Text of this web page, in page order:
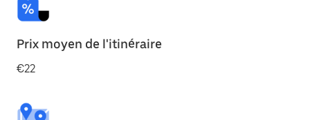
Prix moyen de l'itinéraire
€22